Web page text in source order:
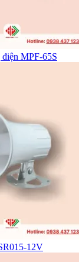
MPF-65S
12V